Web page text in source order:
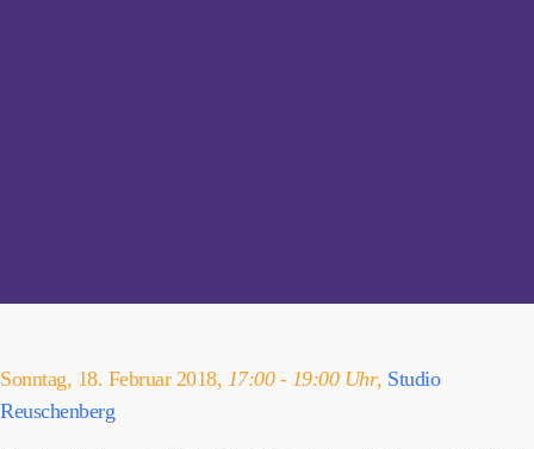
Sonntag, 18. Februar 2018, 17:00 - 19:00 Uhr, Studio
Reuschenberg